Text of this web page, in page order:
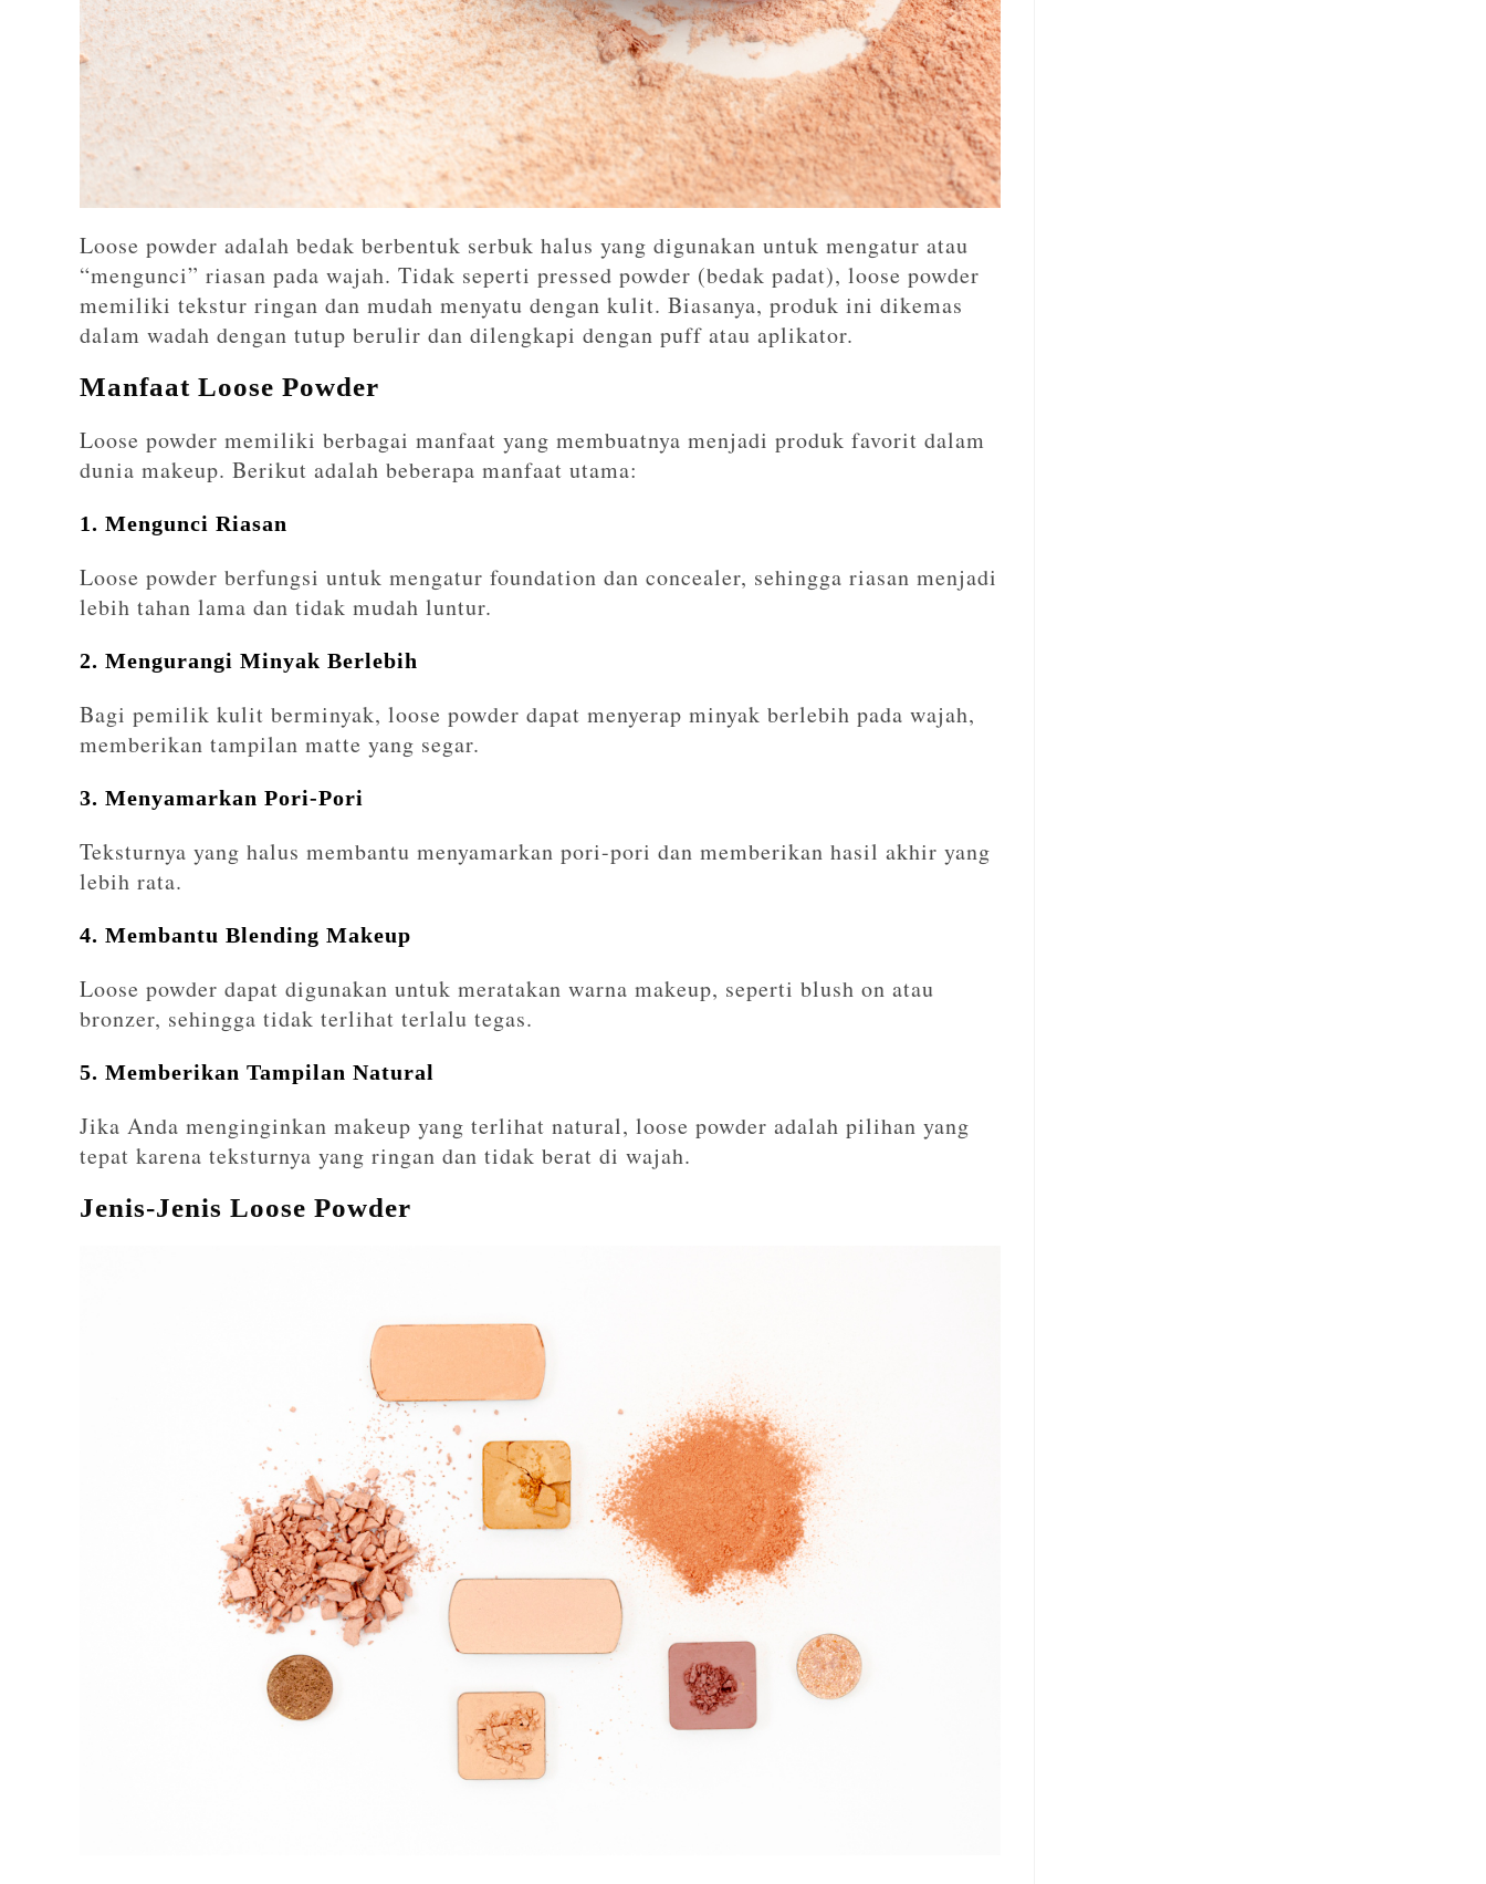
Loose powder adalah bedak berbentuk serbuk halus yang digunakan untuk mengatur atau
“mengunci” riasan pada wajah. Tidak seperti pressed powder (bedak padat), loose powder
memiliki tekstur ringan dan mudah menyatu dengan kulit. Biasanya, produk ini dikemas
dalam wadah dengan tutup berulir dan dilengkapi dengan puff atau aplikator.
Manfaat Loose Powder
Loose powder memiliki berbagai manfaat yang membuatnya menjadi produk favorit dalam
dunia makeup. Berikut adalah beberapa manfaat utama:
1. Mengunci Riasan
Loose powder berfungsi untuk mengatur foundation dan concealer, sehingga riasan menjadi
lebih tahan lama dan tidak mudah luntur.
2. Mengurangi Minyak Berlebih
Bagi pemilik kulit berminyak, loose powder dapat menyerap minyak berlebih pada wajah,
memberikan tampilan matte yang segar.
3. Menyamarkan Pori-Pori
Teksturnya yang halus membantu menyamarkan pori-pori dan memberikan hasil akhir yang
lebih rata.
4. Membantu Blending Makeup
Loose powder dapat digunakan untuk meratakan warna makeup, seperti blush on atau
bronzer, sehingga tidak terlihat terlalu tegas.
5. Memberikan Tampilan Natural
Jika Anda menginginkan makeup yang terlihat natural, loose powder adalah pilihan yang
tepat karena teksturnya yang ringan dan tidak berat di wajah.
Jenis-Jenis Loose Powder